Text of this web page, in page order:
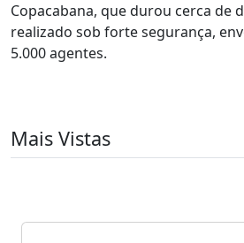
Copacabana, que durou cerca de
realizado sob forte segurança,
5.000 agentes.
Mais Vistas